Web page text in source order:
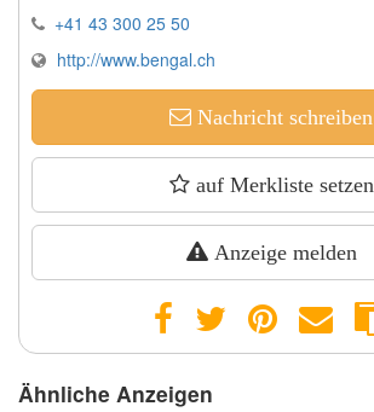
+41 43 300 25 50
http://www.bengal.ch
Nachricht schreiben
auf Merkliste setzen
Anzeige melden
Ähnliche Anzeigen